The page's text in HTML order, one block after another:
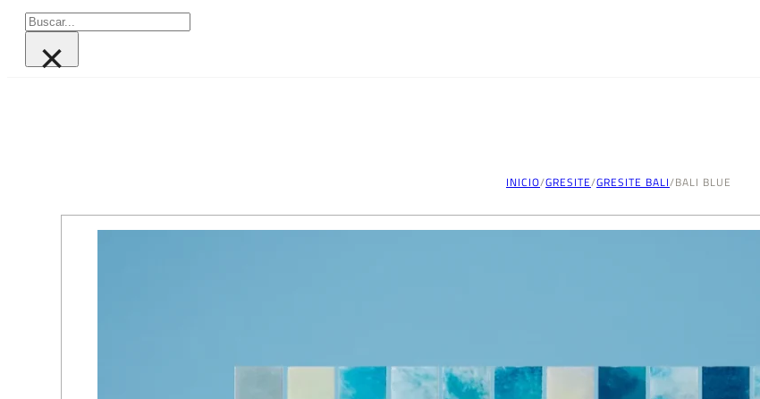
Buscar
×
INICIO/GRESITE/GRESITE BALI/BALI BLUE